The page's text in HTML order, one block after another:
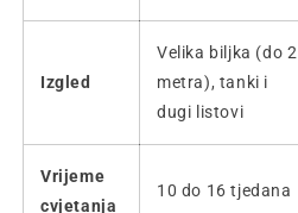
Izgled
Velika biljka (do 2
metra), tanki i
dugi listovi
Vrijeme
cvjetanja
10 do 16 tjedana